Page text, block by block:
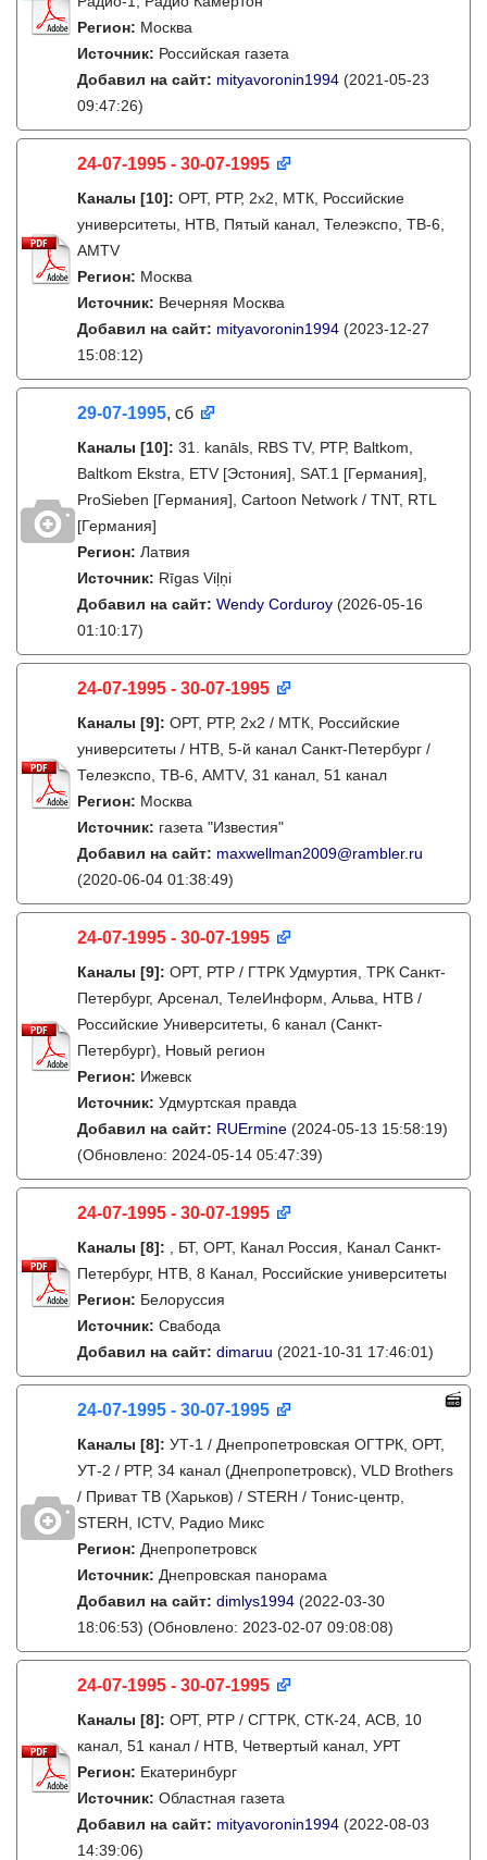
Регион: Москва
Источник: Российская газета
Добавил на сайт: mityavoronin1994 (2021-05-23
09:47:26)
24-07-1995 - 30-07-1995
Каналы [10]: ОРТ, РТР, 2х2, МТК, Российские
университеты, НТВ, Пятый канал, Телеэкспо, ТВ-6,
AMTV
Регион: Москва
Источник: Вечерняя Москва
Добавил на сайт: mityavoronin1994 (2023-12-27
15:08:12)
29-07-1995, сб
Каналы [10]: 31. kanāls, RBS TV, РТР, Baltkom,
Baltkom Ekstra, ETV [Эстония], SAT.1 [Германия],
ProSieben [Германия], Cartoon Network / TNT, RTL
[Германия]
Регион: Латвия
Источник: Rīgas Viļņi
Добавил на сайт: Wendy Corduroy (2026-05-16
01:10:17)
24-07-1995 - 30-07-1995
Каналы [9]: ОРТ, РТР, 2х2 / МТК, Российские
университеты / НТВ, 5-й канал Санкт-Петербург /
Телеэкспо, ТВ-6, AMTV, 31 канал, 51 канал
Регион: Москва
Источник: газета "Известия"
Добавил на сайт: maxwellman2009@rambler.ru
(2020-06-04 01:38:49)
24-07-1995 - 30-07-1995
Каналы [9]: ОРТ, РТР / ГТРК Удмуртия, ТРК Санкт-
Петербург, Арсенал, ТелеИнформ, Альва, НТВ /
Российские Университеты, 6 канал (Санкт-
Петербург), Новый регион
Регион: Ижевск
Источник: Удмуртская правда
Добавил на сайт: RUErmine (2024-05-13 15:58:19)
(Обновлено: 2024-05-14 05:47:39)
24-07-1995 - 30-07-1995
Каналы [8]:
, БТ, ОРТ, Канал Россия, Канал Санкт-
Петербург, НТВ, 8 Канал, Российские университеты
Регион: Белоруссия
Источник: Свабода
Добавил на сайт: dimaruu (2021-10-31 17:46:01)
24-07-1995 - 30-07-1995
Каналы [8]: УТ-1 / Днепропетровская ОГТРК, ОРТ,
УТ-2 / РТР, 34 канал (Днепропетровск), VLD Brothers
/ Приват ТВ (Харьков) / STERH / Тонис-центр,
STERH, ICTV, Радио Микс
Регион: Днепропетровск
Источник: Днепровская панорама
Добавил на сайт: dimlys1994 (2022-03-30
18:06:53) (Обновлено: 2023-02-07 09:08:08)
24-07-1995 - 30-07-1995
Каналы [8]: ОРТ, РТР / СГТРК, СТК-24, АСВ, 10
канал, 51 канал / НТВ, Четвертый канал, УРТ
Регион: Екатеринбург
Источник: Областная газета
Добавил на сайт: mityavoronin1994 (2022-08-03
14:39:06)